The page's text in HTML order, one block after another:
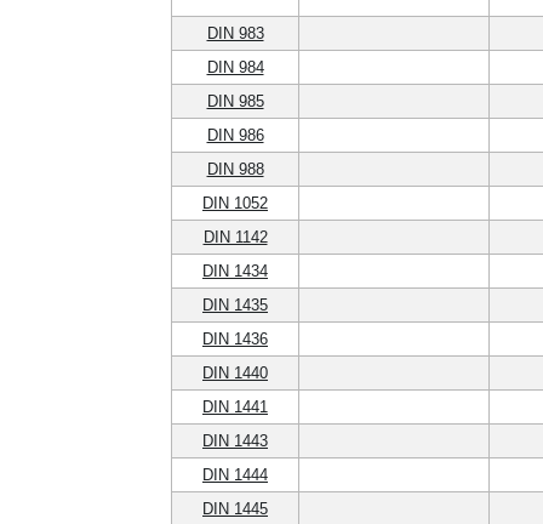
DIN 983
DIN 984
DIN 985
DIN 986
DIN 988
DIN 1052
DIN 1142
DIN 1434
DIN 1435
DIN 1436
DIN 1440
DIN 1441
DIN 1443
DIN 1444
DIN 1445